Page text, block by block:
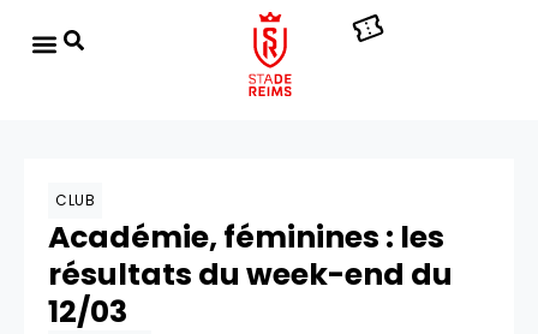
CLUB
Académie, féminines : les
résultats du week-end du
12/03